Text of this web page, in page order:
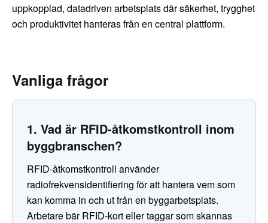
uppkopplad, datadriven arbetsplats där säkerhet, trygghet
och produktivitet hanteras från en central plattform.
Vanliga frågor
1. Vad är RFID-åtkomstkontroll inom
byggbranschen?
RFID-åtkomstkontroll använder
radiofrekvensidentifiering för att hantera vem som
kan komma in och ut från en byggarbetsplats.
Arbetare bär RFID-kort eller taggar som skannas